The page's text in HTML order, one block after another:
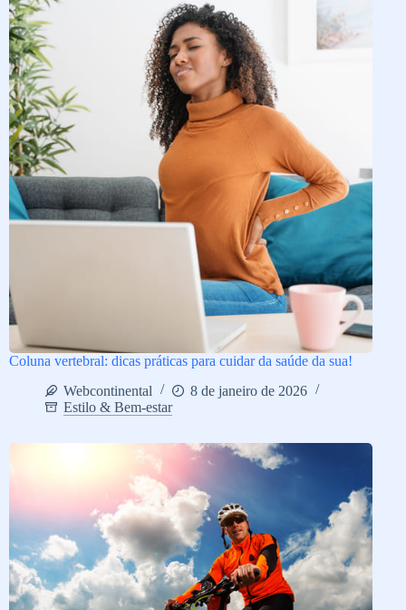
Coluna vertebral: dicas práticas para cuidar da saúde da sua!
Webcontinental
8 de janeiro de 2026
Estilo & Bem-estar